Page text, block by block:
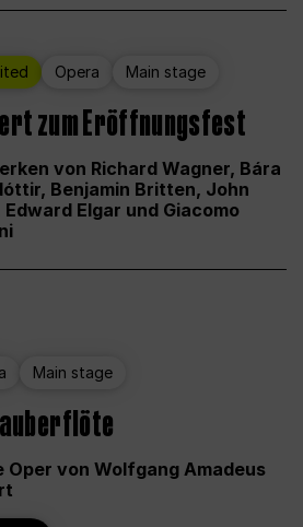
Opera Main stage
zum Eröffnungsfest
von Richard Wagner, Bára
Benjamin Britten, John
Edward Elgar und Giacomo
Main stage
Oper von Wolfgang Amadeus